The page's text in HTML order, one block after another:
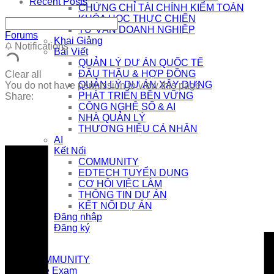
CHỨNG CHỈ TÀI CHÍNH KIỂM TOÁN
KHÓA HỌC THỰC CHIẾN
TƯ VẤN DOANH NGHIỆP
Khai Giảng
Bài Viết
QUẢN LÝ DỰ ÁN QUỐC TẾ
ĐẤU THẦU & HỢP ĐỒNG
QUẢN LÝ DỰ ÁN XÂY DỰNG
PHÁT TRIỂN BỀN VỮNG
CÔNG NGHỆ SỐ & AI
NHÀ QUẢN LÝ
THƯƠNG HIỆU CÁ NHÂN
AI
Kết Nối
COMMUNITY
EDTECH TUYỂN DỤNG
CƠ HỘI VIỆC LÀM
THÔNG TIN DỰ ÁN
KẾT NỐI DỰ ÁN
Đăng nhập
Đăng ký
COMMUNITY
Free Exam
Forums
Notifications
Clear all
You do not have permission to view this page
Share: